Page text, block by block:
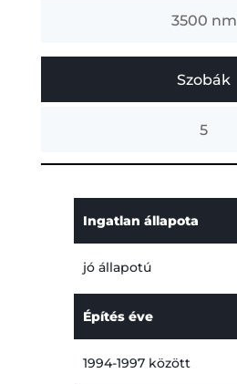
3500 nm
Szobák
5
Ingatlan állapota
jó állapotú
Építés éve
1994-1997 között